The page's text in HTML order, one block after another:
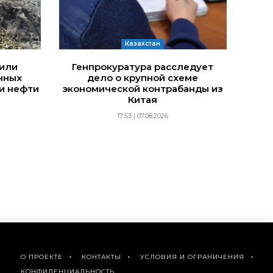
нефти
Казахстан
Генпрокуратура расследует
дело о крупной схеме
экономической контрабанды из
Китая
17:53 | 07.08.2026
О ПРОЕКТЕ КОНТАКТЫ
УСЛОВИЯ И ОГРАНИЧЕНИЯ